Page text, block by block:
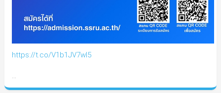
https://t.co/V1b1JV7wI5
…